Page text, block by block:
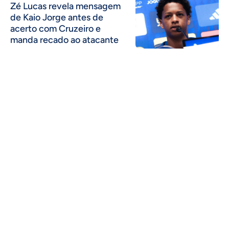
Zé Lucas revela mensagem
de Kaio Jorge antes de
acerto com Cruzeiro e
manda recado ao atacante